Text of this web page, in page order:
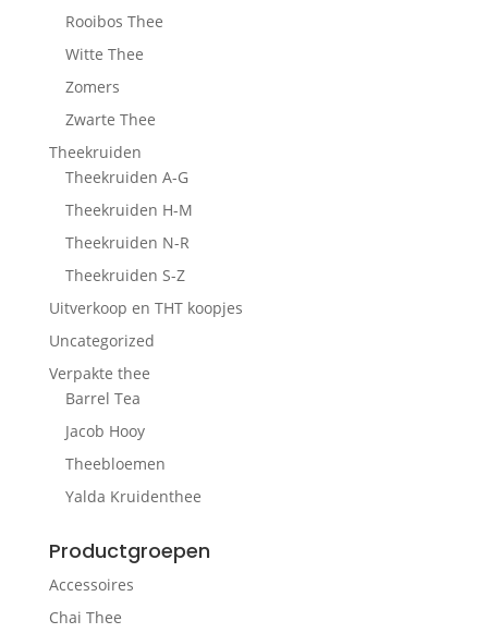
Rooibos Thee
Witte Thee
Zomers
Zwarte Thee
Theekruiden
Theekruiden A-G
Theekruiden H-M
Theekruiden N-R
Theekruiden S-Z
Uitverkoop en THT koopjes
Uncategorized
Verpakte thee
Barrel Tea
Jacob Hooy
Theebloemen
Yalda Kruidenthee
Productgroepen
Accessoires
Chai Thee